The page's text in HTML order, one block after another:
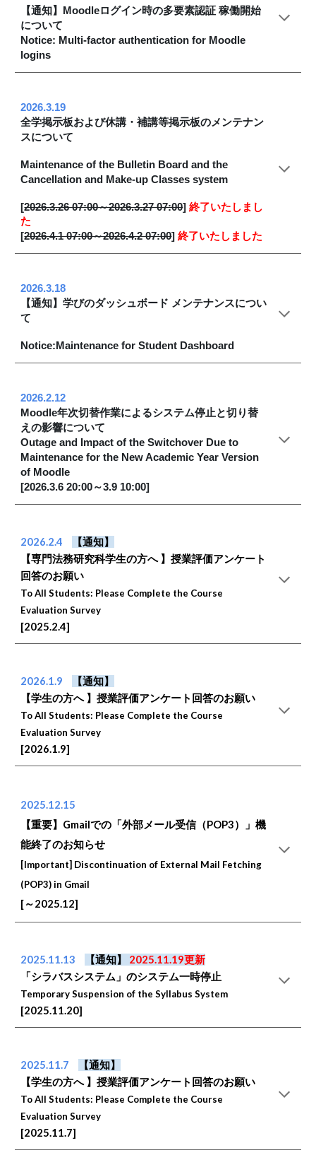
【通知】Moodleログイン時の多要素認証 稼働開始
について
Notice: Multi-factor authentication for Moodle
logins
2026.3.19
全学掲示板および休講・補講等掲示板のメンテナン
スについて
Maintenance of the Bulletin Board and the
Cancellation and Make-up Classes system
[2026.3.26 07:00～2026.3.27 07:00]終了いたしまし
た
[2026.4.1 07:00～2026.4.2 07:00]終了いたしました
2026.3.18
【通知】学びのダッシュボード メンテナンスについ
て
Notice:Maintenance for Student Dashboard
2026.2.12
Moodle年次切替作業によるシステム停止と切り替
えの影響について
Outage and Impact of the Switchover Due to
Maintenance for the New Academic Year Version
of Moodle
[2026.3.6 20:00～3.9 10:00]
2026.2.4
【通知】
【専門法務研究科学生の方へ 】授業評価アンケート
回答のお願い
To All Students: Please Complete the Course
Evaluation Survey
[2025.2.4]
2026.1.9
【通知】
【学生の方へ 】授業評価アンケート回答のお願い
To All Students: Please Complete the Course
Evaluation Survey
[2026.1.9]
2025.12.15
【重要】Gmailでの「外部メール受信（POP3）」機
能終了のお知らせ
[Important] Discontinuation of External Mail Fetching
(POP3) in Gmail
[～2025.12]
2025.11.13 【通知】 2025.11.19更新
「シラバスシステム」のシステム一時停止
Temporary Suspension of the Syllabus System
[2025.11.20]
2025.11.7
【通知】
【学生の方へ 】授業評価アンケート回答のお願い
To All Students: Please Complete the Course
Evaluation Survey
[2025.11.7]